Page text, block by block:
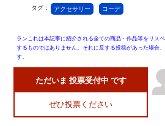
タグ： アクセサリー コーデ
ランこれは本記事に紹介される全ての商品・作品等をリス
するものではありません。それに反する投稿があった場合、
す。
ただいま 投票受付中 です
ぜひ投票ください